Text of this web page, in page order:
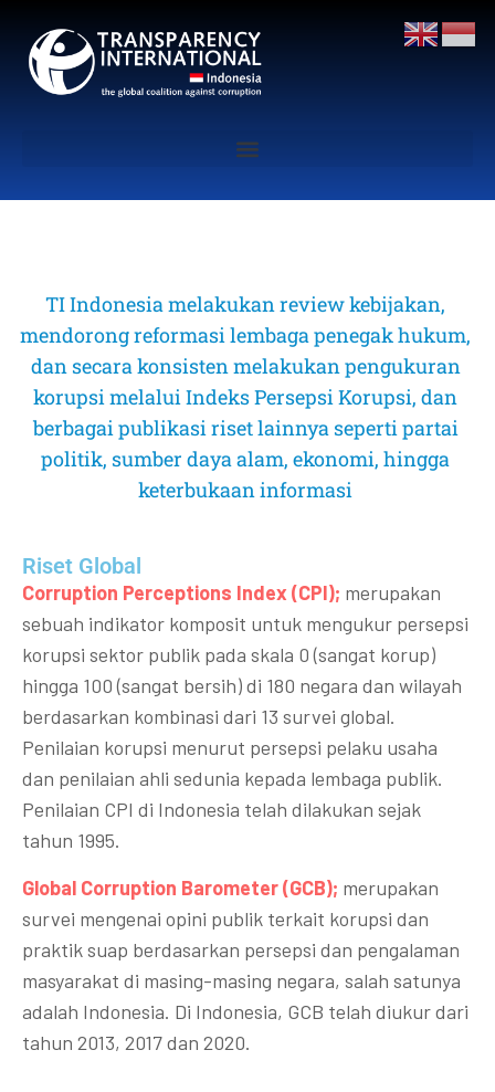
TI Indonesia melakukan review kebijakan,
mendorong reformasi lembaga penegak hukum,
dan secara konsisten melakukan pengukuran
korupsi melalui Indeks Persepsi Korupsi, dan
berbagai publikasi riset lainnya seperti partai
politik, sumber daya alam, ekonomi, hingga
keterbukaan informasi
Riset Global​
Corruption Perceptions Index (CPI); merupakan
sebuah indikator komposit untuk mengukur persepsi
korupsi sektor publik pada skala 0 (sangat korup)
hingga 100 (sangat bersih) di 180 negara dan wilayah
berdasarkan kombinasi dari 13 survei global.
Penilaian korupsi menurut persepsi pelaku usaha
dan penilaian ahli sedunia kepada lembaga publik.
Penilaian CPI di Indonesia telah dilakukan sejak
tahun 1995.
Global Corruption Barometer (GCB); merupakan
survei mengenai opini publik terkait korupsi dan
praktik suap berdasarkan persepsi dan pengalaman
masyarakat di masing-masing negara, salah satunya
adalah Indonesia. Di Indonesia, GCB telah diukur dari
tahun 2013, 2017 dan 2020.